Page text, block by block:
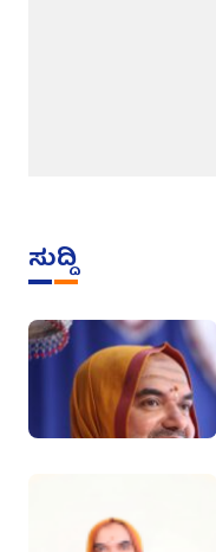
ಸುದ್ದಿ